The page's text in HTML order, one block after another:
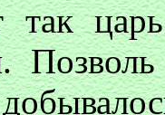
так